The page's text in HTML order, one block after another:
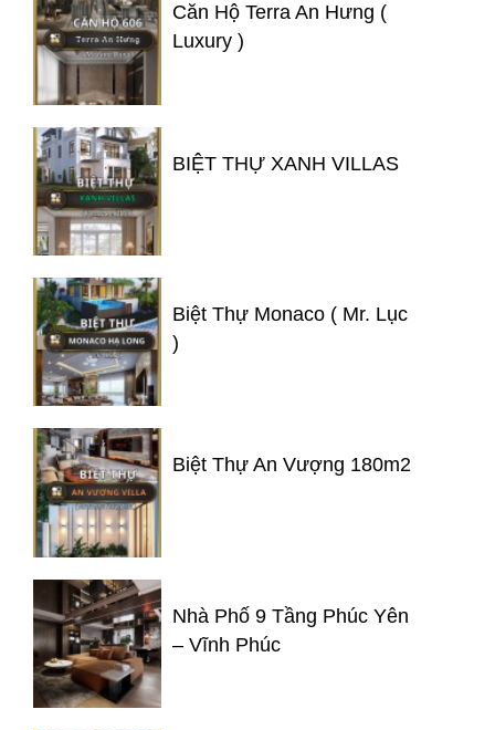
Căn Hộ Terra An Hưng (
Luxury )
BIỆT THỰ XANH VILLAS
Biệt Thự Monaco ( Mr. Lục
)
Biệt Thự An Vượng 180m2
Nhà Phố 9 Tầng Phúc Yên
– Vĩnh Phúc